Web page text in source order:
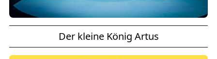
Der kleine König Artus